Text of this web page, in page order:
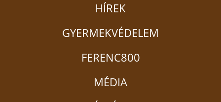
HÍREK
GYERMEKVÉDELEM
FERENC800
MÉDIA